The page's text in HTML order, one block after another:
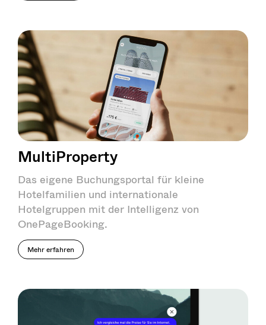
MultiProperty
Das eigene Buchungsportal für kleine
Hotelfamilien und internationale
Hotelgruppen mit der Intelligenz von
OnePageBooking.
Mehr erfahren